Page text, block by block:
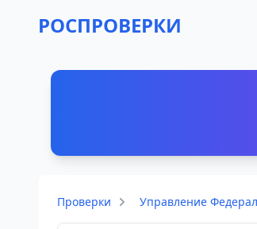
РОСПРОВЕРКИ
Проверки Управление